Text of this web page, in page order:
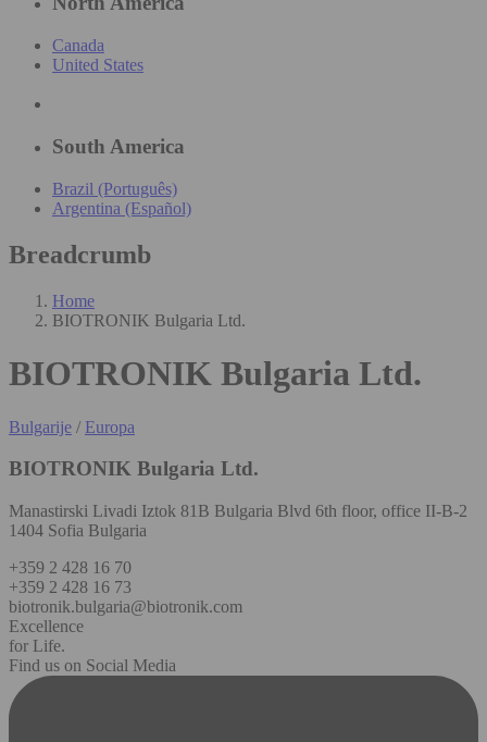
Canada
United States
South America
Brazil (Português)
Argentina (Español)
Breadcrumb
Home
BIOTRONIK Bulgaria Ltd.
BIOTRONIK Bulgaria Ltd.
Bulgarije / Europa
BIOTRONIK Bulgaria Ltd.
Manastirski Livadi Iztok 81B Bulgaria Blvd 6th floor, office II-B-2
1404 Sofia Bulgaria
+359 2 428 16 70
+359 2 428 16 73
biotronik.bulgaria@biotronik.com
Excellence
for Life.
Find us on Social Media